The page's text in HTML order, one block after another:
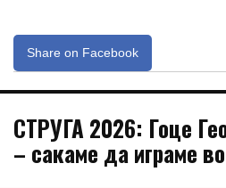
Share on Facebook
СТРУГА 2026: Гоце
– сакаме да играме